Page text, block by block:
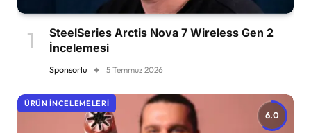
SteelSeries Arctis Nova 7 Wireless Gen 2
İncelemesi
Sponsorlu 5 Temmuz 2026
6.0
ÜRÜN İNCELEMELERI